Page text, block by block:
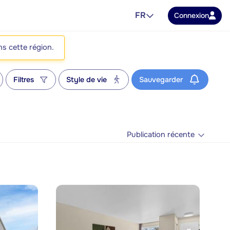
FR Connexion
cette région.
Filtres Style de vie Sauvegarder
Publication récente